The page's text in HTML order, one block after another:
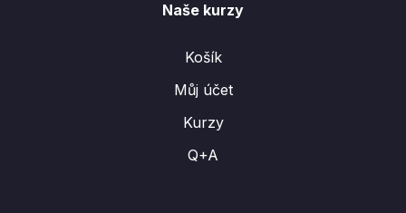
Naše kurzy
Košík
Můj účet
Kurzy
Q+A